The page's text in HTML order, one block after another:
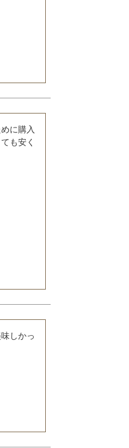
に購入
も安く
しかっ